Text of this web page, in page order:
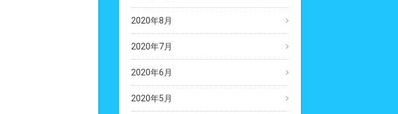
2020年8月
2020年7月
2020年6月
2020年5月